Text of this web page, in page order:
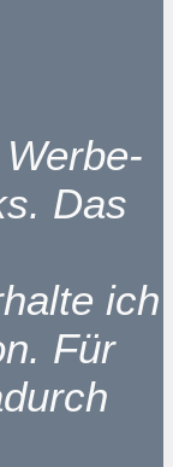
Das
ich
Für